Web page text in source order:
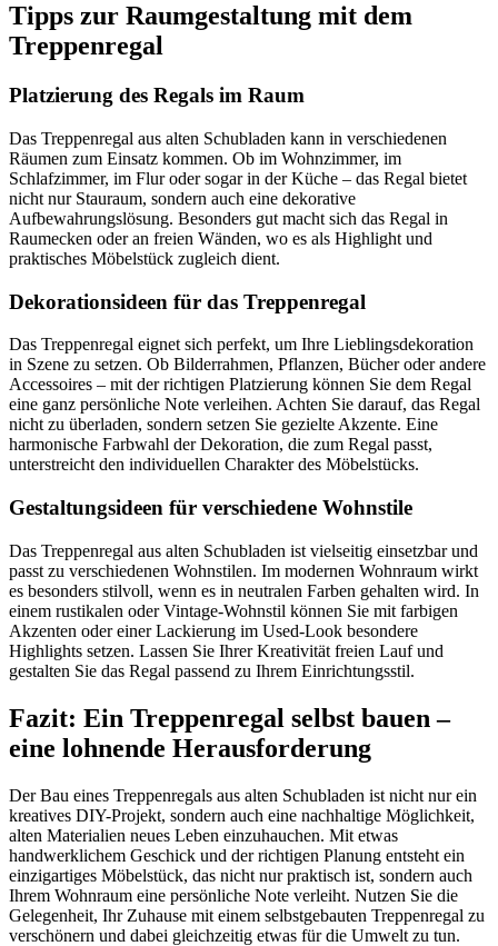
Tipps zur Raumgestaltung mit dem
Treppenregal
Platzierung des Regals im Raum
Das Treppenregal aus alten Schubladen kann in verschiedenen
Räumen zum Einsatz kommen. Ob im Wohnzimmer, im
Schlafzimmer, im Flur oder sogar in der Küche – das Regal bietet
nicht nur Stauraum, sondern auch eine dekorative
Aufbewahrungslösung. Besonders gut macht sich das Regal in
Raumecken oder an freien Wänden, wo es als Highlight und
praktisches Möbelstück zugleich dient.
Dekorationsideen für das Treppenregal
Das Treppenregal eignet sich perfekt, um Ihre Lieblingsdekoration
in Szene zu setzen. Ob Bilderrahmen, Pflanzen, Bücher oder andere
Accessoires – mit der richtigen Platzierung können Sie dem Regal
eine ganz persönliche Note verleihen. Achten Sie darauf, das Regal
nicht zu überladen, sondern setzen Sie gezielte Akzente. Eine
harmonische Farbwahl der Dekoration, die zum Regal passt,
unterstreicht den individuellen Charakter des Möbelstücks.
Gestaltungsideen für verschiedene Wohnstile
Das Treppenregal aus alten Schubladen ist vielseitig einsetzbar und
passt zu verschiedenen Wohnstilen. Im modernen Wohnraum wirkt
es besonders stilvoll, wenn es in neutralen Farben gehalten wird. In
einem rustikalen oder Vintage-Wohnstil können Sie mit farbigen
Akzenten oder einer Lackierung im Used-Look besondere
Highlights setzen. Lassen Sie Ihrer Kreativität freien Lauf und
gestalten Sie das Regal passend zu Ihrem Einrichtungsstil.
Fazit: Ein Treppenregal selbst bauen –
eine lohnende Herausforderung
Der Bau eines Treppenregals aus alten Schubladen ist nicht nur ein
kreatives DIY-Projekt, sondern auch eine nachhaltige Möglichkeit,
alten Materialien neues Leben einzuhauchen. Mit etwas
handwerklichem Geschick und der richtigen Planung entsteht ein
einzigartiges Möbelstück, das nicht nur praktisch ist, sondern auch
Ihrem Wohnraum eine persönliche Note verleiht. Nutzen Sie die
Gelegenheit, Ihr Zuhause mit einem selbstgebauten Treppenregal zu
verschönern und dabei gleichzeitig etwas für die Umwelt zu tun.